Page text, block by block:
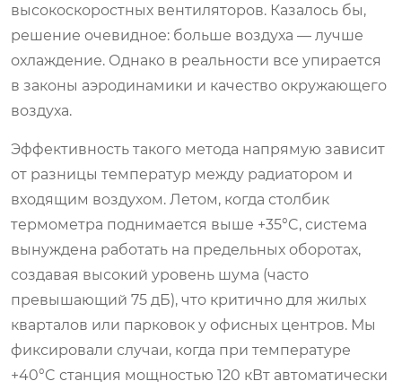
высокоскоростных вентиляторов. Казалось бы,
решение очевидное: больше воздуха — лучше
охлаждение. Однако в реальности все упирается
в законы аэродинамики и качество окружающего
воздуха.
Эффективность такого метода напрямую зависит
от разницы температур между радиатором и
входящим воздухом. Летом, когда столбик
термометра поднимается выше +35°C, система
вынуждена работать на предельных оборотах,
создавая высокий уровень шума (часто
превышающий 75 дБ), что критично для жилых
кварталов или парковок у офисных центров. Мы
фиксировали случаи, когда при температуре
+40°C станция мощностью 120 кВт автоматически